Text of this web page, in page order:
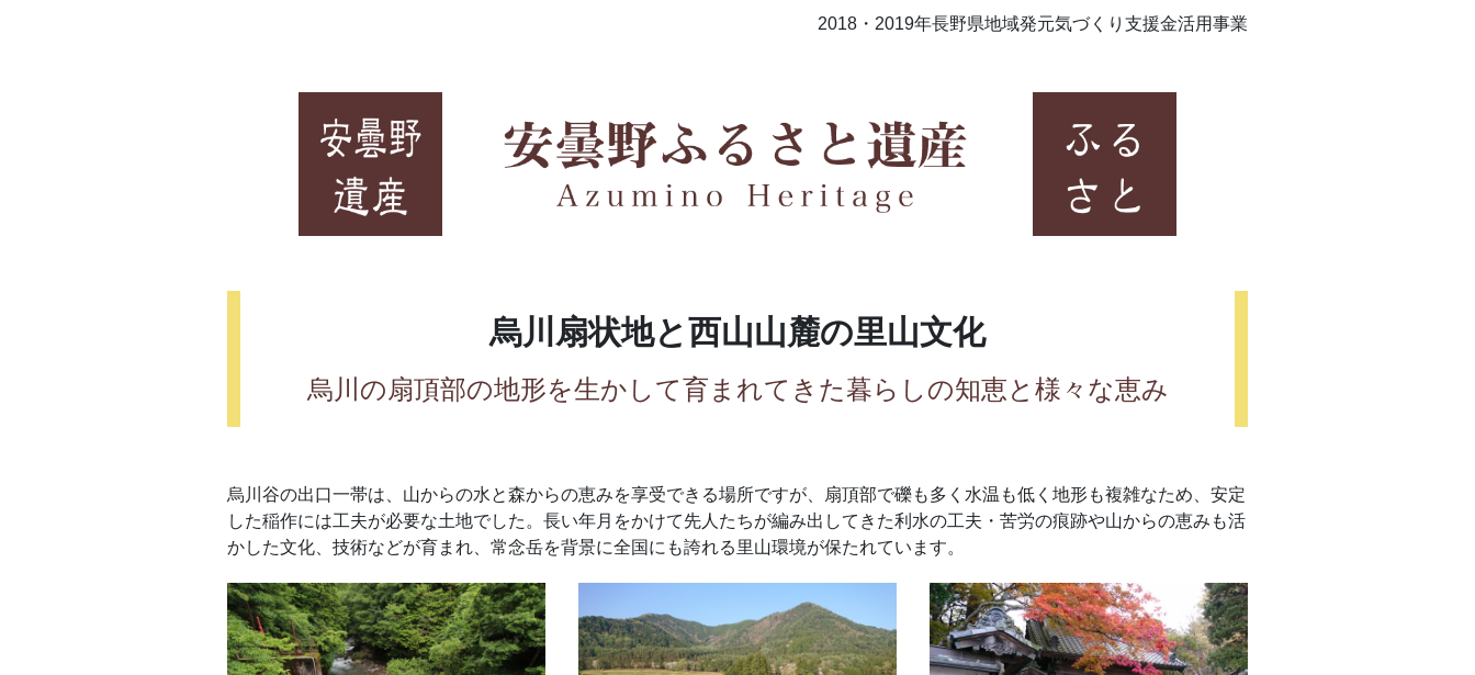
2018・2019年長野県地域発元気づくり支援金活用事業
烏川扇状地と⻄山山麓の⾥山⽂化
烏川の扇頂部の地形を生かして育まれてきた暮らしの知恵と様々な恵み
烏川谷の出口一帯は、山からの⽔と森からの恵みを享受できる場所ですが、扇頂部で礫も多く⽔温も低く地形も複雑なため、安定
した稲作には⼯夫が必要な⼟地でした。⻑い年⽉をかけて先⼈たちが編み出してきた利⽔の⼯夫・苦労の痕跡や山からの恵みも活
かした⽂化、技術などが育まれ、常念岳を背景に全国にも誇れる⾥山環境が保たれています。